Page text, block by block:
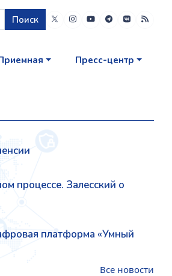
Поиск
Пресс-центр
процессе. Залесский о
платформа «Умный
Все новости